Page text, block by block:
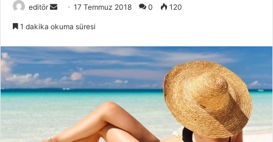
editör
Bir
göndermek
17 Temmuz 2018 0 120
1 dakika okuma süresi